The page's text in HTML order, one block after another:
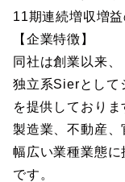
11期連続増収増
【企業特徴】
同社は創業以来、
独立系Sierとして
を提供しておりま
製造業、不動産、
幅広い業種業態
です。